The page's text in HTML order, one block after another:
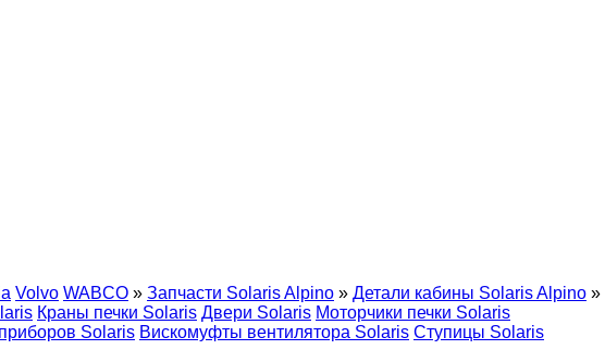
Volvo WABCO » Запчасти Solaris Alpino » Детали кабины Solaris Alpino »
Краны печки Solaris Двери Solaris Моторчики печки Solaris
Solaris Вискомуфты вентилятора Solaris Ступицы Solaris